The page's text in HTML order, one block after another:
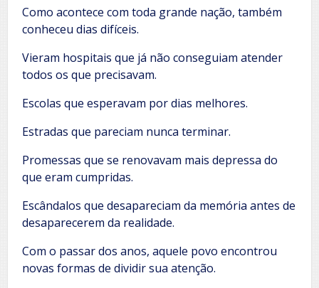
Como acontece com toda grande nação, também
conheceu dias difíceis.
Vieram hospitais que já não conseguiam atender
todos os que precisavam.
Escolas que esperavam por dias melhores.
Estradas que pareciam nunca terminar.
Promessas que se renovavam mais depressa do
que eram cumpridas.
Escândalos que desapareciam da memória antes de
desaparecerem da realidade.
Com o passar dos anos, aquele povo encontrou
novas formas de dividir sua atenção.